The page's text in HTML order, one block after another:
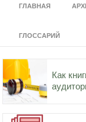
ГЛАВНАЯ
ГЛОССАРИЙ
Как